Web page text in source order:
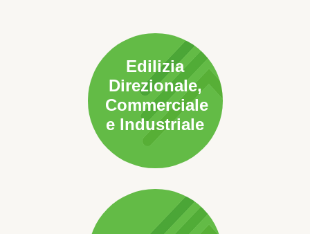
Edilizia
Direzionale,
Commerciale
e Industriale